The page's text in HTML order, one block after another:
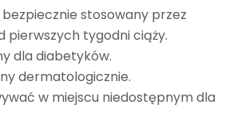
stosowany przez
pierwszych tygodni ciąży.
dla diabetyków.
dermatologicznie.
w miejscu niedostępnym dla